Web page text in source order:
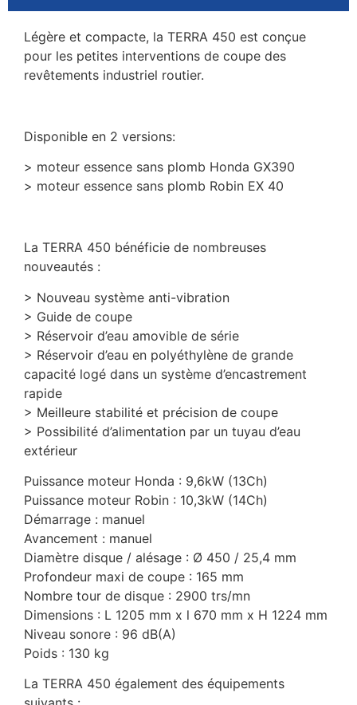
Légère et compacte, la TERRA 450 est conçue
pour les petites interventions de coupe des
revêtements industriel routier.
Disponible en 2 versions:
> moteur essence sans plomb Honda GX390
> moteur essence sans plomb Robin EX 40
La TERRA 450 bénéficie de nombreuses
nouveautés :
> Nouveau système anti-vibration
> Guide de coupe
> Réservoir d’eau amovible de série
> Réservoir d’eau en polyéthylène de grande
capacité logé dans un système d’encastrement
rapide
> Meilleure stabilité et précision de coupe
> Possibilité d’alimentation par un tuyau d’eau
extérieur
Puissance moteur Honda : 9,6kW (13Ch)
Puissance moteur Robin : 10,3kW (14Ch)
Démarrage : manuel
Avancement : manuel
Diamètre disque / alésage : Ø 450 / 25,4 mm
Profondeur maxi de coupe : 165 mm
Nombre tour de disque : 2900 trs/mn
Dimensions : L 1205 mm x l 670 mm x H 1224 mm
Niveau sonore : 96 dB(A)
Poids : 130 kg
La TERRA 450 également des équipements